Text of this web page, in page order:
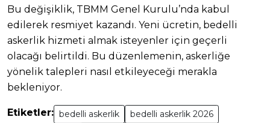
Bu değişiklik, TBMM Genel Kurulu’nda kabul
edilerek resmiyet kazandı. Yeni ücretin, bedelli
askerlik hizmeti almak isteyenler için geçerli
olacağı belirtildi. Bu düzenlemenin, askerliğe
yönelik talepleri nasıl etkileyeceği merakla
bekleniyor.
Etiketler: bedelli askerlik
bedelli askerlik 2026